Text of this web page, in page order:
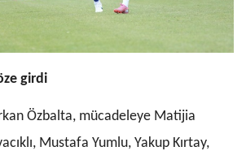
girdi
Özbalta, mücadeleye Matijia
Mustafa Yumlu, Yakup Kırtay,